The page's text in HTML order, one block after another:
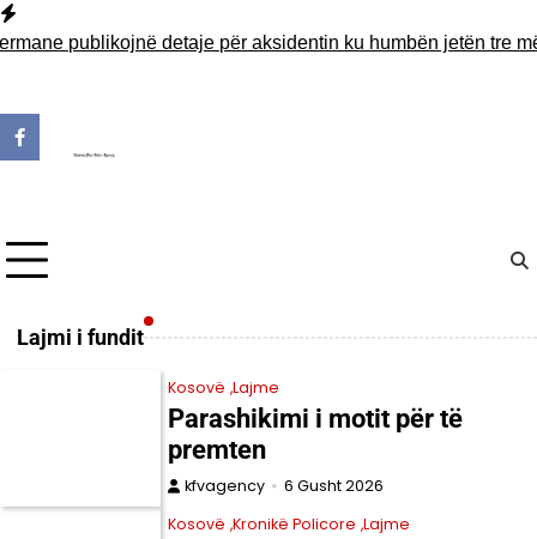
Skip
to publikojnë detaje për aksidentin ku humbën jetën tre
Lajmi i fundit
Kosovë Lajme
Parashikimi i motit për të
premten
kfvagency
6 Gusht 2026
Kosovë Kronikë Policore Lajme